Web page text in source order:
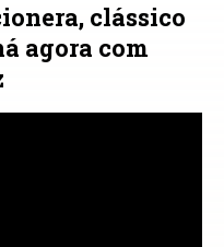
clássico
agora com